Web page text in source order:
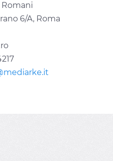
6/A, Roma